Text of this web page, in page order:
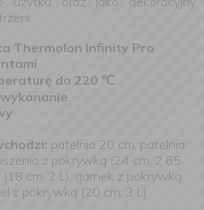
Thermolon Infinity Pro
do 220 ℃
patelnia 20 cm, patelnia
z pokrywką (24 cm, 2,65
cm, 2 L), garnek z pokrywką
z pokrywką (20 cm, 3 L)